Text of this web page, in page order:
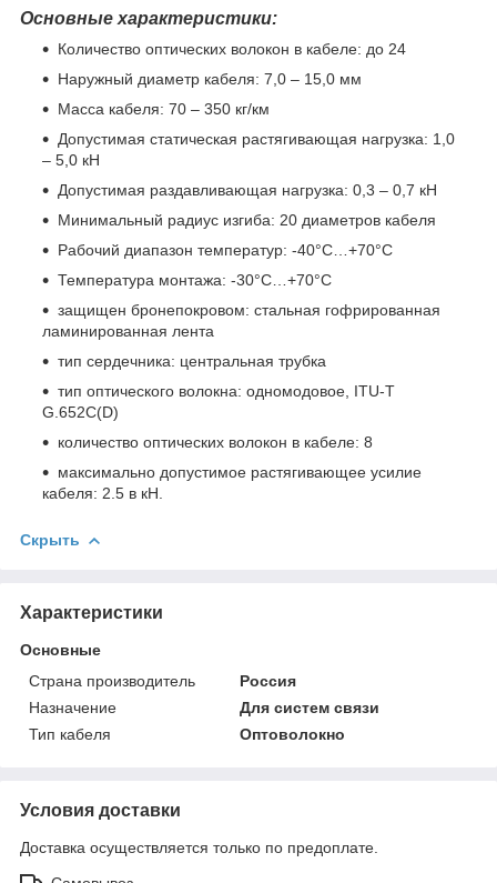
Основные характеристики:
Количество оптических волокон в кабеле: до 24
Наружный диаметр кабеля: 7,0 – 15,0 мм
Масса кабеля: 70 – 350 кг/км
Допустимая статическая растягивающая нагрузка: 1,0
– 5,0 кН
Допустимая раздавливающая нагрузка: 0,3 – 0,7 кН
Минимальный радиус изгиба: 20 диаметров кабеля
Рабочий диапазон температур: -40°С…+70°С
Температура монтажа: -30°С…+70°С
защищен бронепокровом: стальная гофрированная
ламинированная лента
тип сердечника: центральная трубка
тип оптического волокна: одномодовое, ITU-T
G.652С(D)
количество оптических волокон в кабеле: 8
максимально допустимое растягивающее усилие
кабеля: 2.5 в кН.
Скрыть
Характеристики
Основные
Страна производитель
Россия
Назначение
Для систем связи
Тип кабеля
Оптоволокно
Условия доставки
Доставка осуществляется только по предоплате.